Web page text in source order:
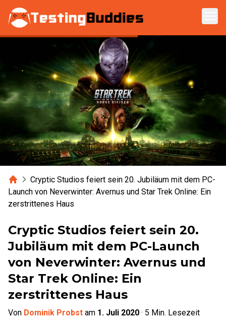
Zum Hauptinhalt springen
HomeCryptic Studios feiert sein 20. Jubiläum mit dem PC-
Launch von Neverwinter: Avernus und Star Trek Online: Ein
zerstrittenes Haus
Cryptic Studios feiert sein 20.
Jubiläum mit dem PC-Launch
von Neverwinter: Avernus und
Star Trek Online: Ein
zerstrittenes Haus
Von Dominik Probst am 1. Juli 2020 · 5 Min. Lesezeit